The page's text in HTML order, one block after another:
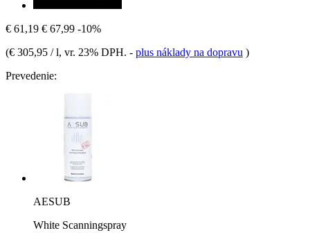
€ 61,19 € 67,99 -10%
(€ 305,95 / l, vr. 23% DPH. - plus náklady na dopravu )
Prevedenie:
AESUB
White Scanningspray